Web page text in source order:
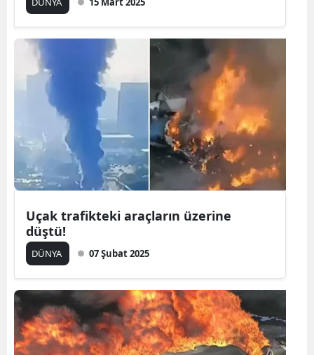
Kars
Kastamonu
Kayseri
Kırklareli
Kırşehir
Kocaeli
Kütahya
Malatya
Kahramanmaraş
Mardin
Uçak trafikteki araçların üzerine
düştü!
DÜNYA 07 Şubat 2025